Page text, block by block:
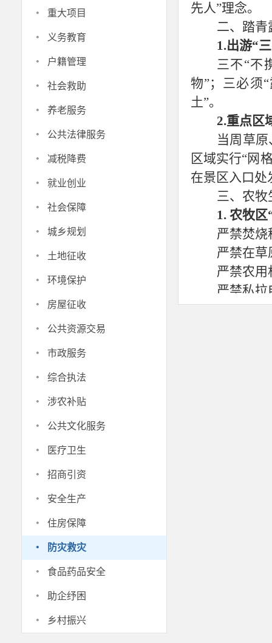
· 重大项目
· 义务教育
· 户籍管理
· 社会救助
· 养老服务
· 公共法律服务
· 减税降费
· 就业创业
· 社会保障
· 城乡规划
· 土地征收
· 环境保护
· 房屋征收
· 公共资源交易
· 市政服务
· 综合执法
· 涉农补贴
· 公共文化服务
· 医疗卫生
· 招商引资
· 安全生产
· 住房保障
· 防灾救灾
· 食品药品安全
· 助企纾困
· 乡村振兴
先人”理念。
二、踏青
1.出游“
三不“不
物”；三必须
土”。
2.重点区
当周草
区域实行“网
在景区入口处
三、农牧
1. 农牧区
严禁焚烧
严禁在草
严禁农用
严禁私
严禁破坏